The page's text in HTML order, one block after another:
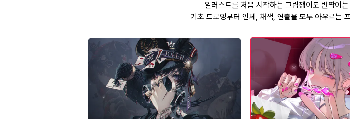
일러스트를 처음 시작하는 그림쟁이도 반짝이
기초 드로잉부터 인체, 채색, 연출을 모두 아우르는